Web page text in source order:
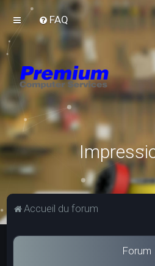
FAQ
Accueil du forum
Forum